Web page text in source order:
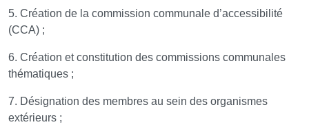
5. Création de la commission communale d’accessibilité
(CCA) ;
6. Création et constitution des commissions communales
thématiques ;
7. Désignation des membres au sein des organismes
extérieurs ;